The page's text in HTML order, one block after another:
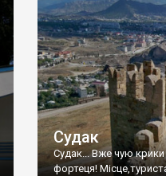
Судак
Судак... Вже чую
фортеця!